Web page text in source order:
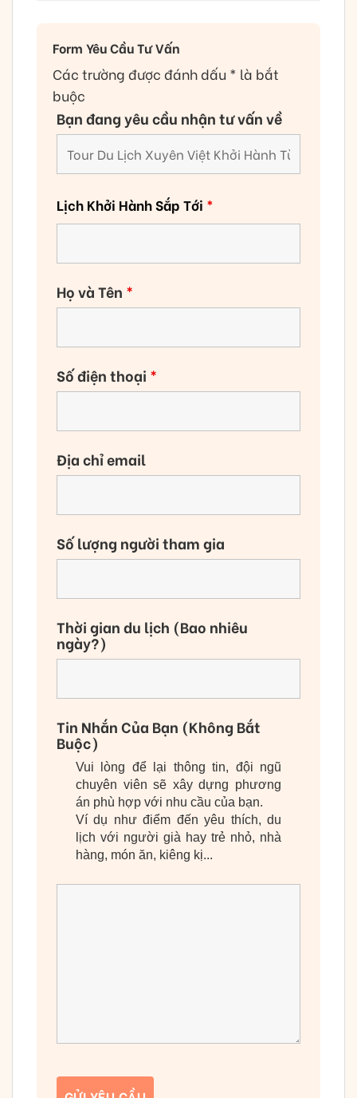
Form Yêu Cầu Tư Vấn
Các trường được đánh dấu * là bắt
buộc
Bạn đang yêu cầu nhận tư vấn về
Lịch Khởi Hành Sắp Tới *
Họ và Tên *
Số điện thoại *
Địa chỉ email
Số lượng người tham gia
Thời gian du lịch (Bao nhiêu
ngày?)
Tin Nhắn Của Bạn (Không Bắt
Buộc)
Vui lòng để lại thông tin, đội ngũ
chuyên viên sẽ xây dựng phương
án phù hợp với nhu cầu của bạn.
Ví dụ như điểm đến yêu thích, du
lịch với người già hay trẻ nhỏ, nhà
hàng, món ăn, kiêng kị...